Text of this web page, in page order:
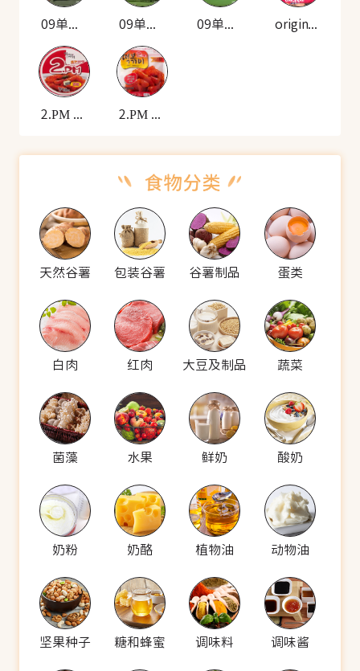
09单兵 自热米饭套餐(牛肉香肠) 09单兵 自热食品(雪菜肉丁炒饭) 09单兵 自热食品(羊肉拌面) original 12种谷物种子的面包
2.PM 韩式炒年糕(碗装) 2.PM 香辣年糕(袋装)
天然谷薯 包装谷薯 谷薯制品 蛋类
白肉 红肉 大豆及制品 蔬菜
菌藻 水果 鲜奶 酸奶
奶粉 奶酪 植物油 动物油
坚果种子 糖和蜂蜜 调味料 调味酱